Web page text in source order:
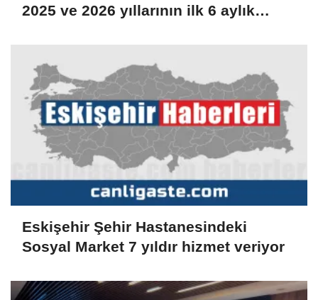
2025 ve 2026 yıllarının ilk 6 aylık
Eskişehir Şehir Hastanesindeki
Sosyal Market 7 yıldır hizmet veriyor